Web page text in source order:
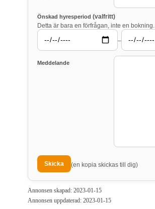
Önskad hyresperiod (valfritt)
Detta är bara en förfrågan, inte en bokning.
–
Meddelande
(en kopia skickas till dig)
Annonsen skapad: 2023-01-15
Annonsen uppdaterad: 2023-01-15